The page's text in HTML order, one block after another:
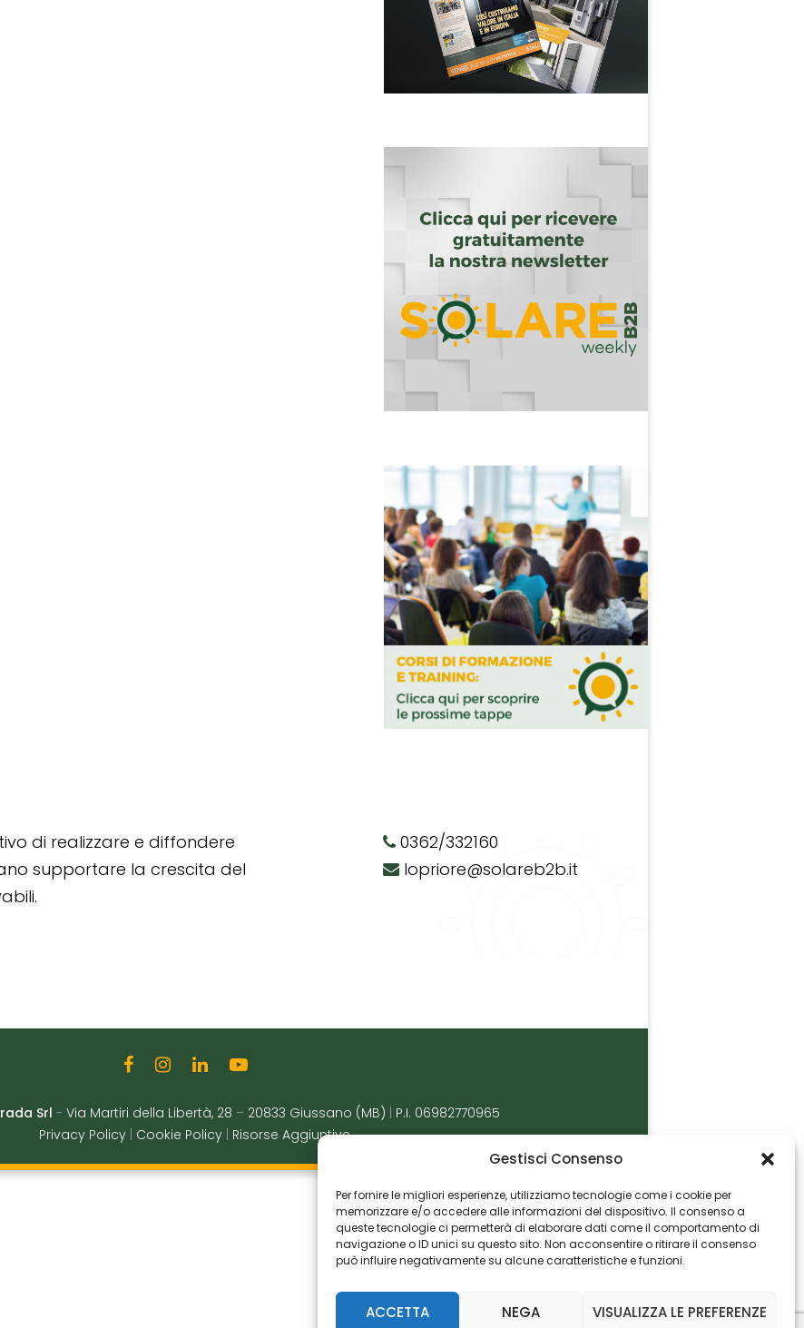
Gestisci Consenso
Per fornire le migliori esperienze, utilizziamo tecnologie come i cookie per
memorizzare e/o accedere alle informazioni del dispositivo. Il consenso a
queste tecnologie ci permetterà di elaborare dati come il comportamento di
navigazione o ID unici su questo sito. Non acconsentire o ritirare il consenso
può influire negativamente su alcune caratteristiche e funzioni.
ACCETTA NEGA VISUALIZZA LE PREFERENZE
di realizzare e diffondere
supportare la crescita del
0362/332160
lopriore@solareb2b.it
Srl - Via Martiri della Libertà, 28 – 20833 Giussano (MB)
P.I. 06982770965
Privacy Policy
Cookie Policy Risorse Aggiuntive